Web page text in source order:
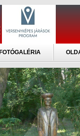
FOTÓGALÉRIA